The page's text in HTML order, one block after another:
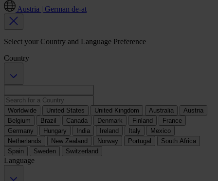
Austria | German de-at
Select your Country and Language Preference
Country
Worldwide United States United Kingdom Australia
Austria
Belgium
Brazil Canada Denmark Finland
France
Germany
Hungary India Ireland Italy
Mexico
Netherlands
New Zealand Norway Portugal
South Africa
Spain
Sweden Switzerland
Language